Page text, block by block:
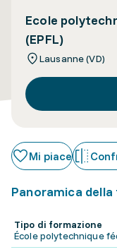
Ecole
(EPFL)
Lausanne (VD)
Mi piace
Panoramica
Tipo di formazione
École polytechnique